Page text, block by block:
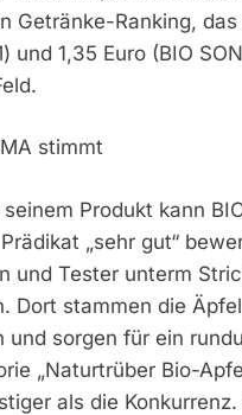
Getränke-Ranking,
1,35 Euro (BIO
stimmt
Produkt kann
„sehr gut“
und Tester unterm
Dort stammen die
sorgen für ein
„Naturtrüber Bio-
als die